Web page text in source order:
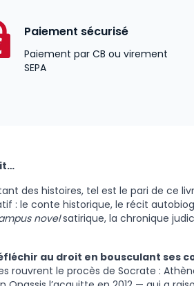
Paiement sécurisé
Paiement par CB ou virement
SEPA
des histoires, tel est le pari de ce
: le conte historique, le récit
novelsatirique, la chronique
au droit en bousculant ses
rouvrent le procès de Socrate :